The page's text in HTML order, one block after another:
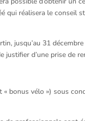
qui réalisera le conseil
jusqu’au 31
justifier d’une prise de
« bonus vélo ») sous